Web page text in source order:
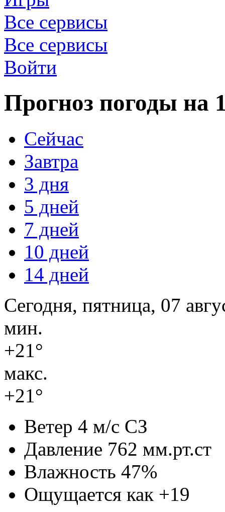
Все сервисы
Все сервисы
Войти
Прогноз погоды на
Сейчас
Завтра
3 дня
5 дней
7 дней
10 дней
14 дней
Сегодня, пятница, 07
мин.
+21°
макс.
+21°
Ветер 4 м/с СЗ
Давление 762 мм.рт.ст
Влажность 47%
Ощущается как +19